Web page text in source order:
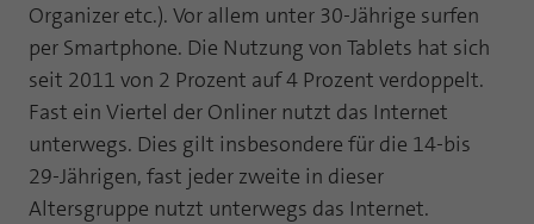
Organizer etc.). Vor allem unter 30-Jährige surfen
per Smartphone. Die Nutzung von Tablets hat sich
seit 2011 von 2 Prozent auf 4 Prozent verdoppelt.
Fast ein Viertel der Onliner nutzt das Internet
unterwegs. Dies gilt insbesondere für die 14-bis
29-Jährigen, fast jeder zweite in dieser
Altersgruppe nutzt unterwegs das Internet.